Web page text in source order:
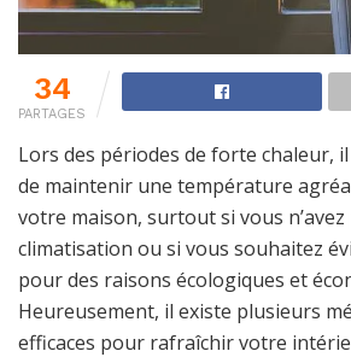
34
PARTAGES
Lors des périodes de forte chaleur,
de maintenir une température
votre maison, surtout si vous n’avez
climatisation ou si vous souhaitez
pour des raisons écologiques et
Heureusement, il existe plusieurs
efficaces pour rafraîchir votre